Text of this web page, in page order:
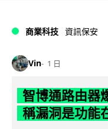
商業科技 資訊保安
Vin 1 日
智博通路由器
稱漏洞是功能